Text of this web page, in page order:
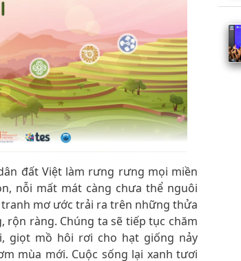
đất Việt làm rưng rưng mọi miền
nỗi mất mát càng chưa thể nguôi
tranh mơ ước trải ra trên những thửa
ràng. Chúng ta sẽ tiếp tục chăm
giọt mồ hôi rơi cho hạt giống nảy
mùa mới. Cuộc sống lại xanh tươi